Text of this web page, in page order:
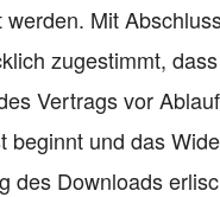
werden. Mit
zugestimmt,
Vertrags vor
beginnt und das
des Downloads